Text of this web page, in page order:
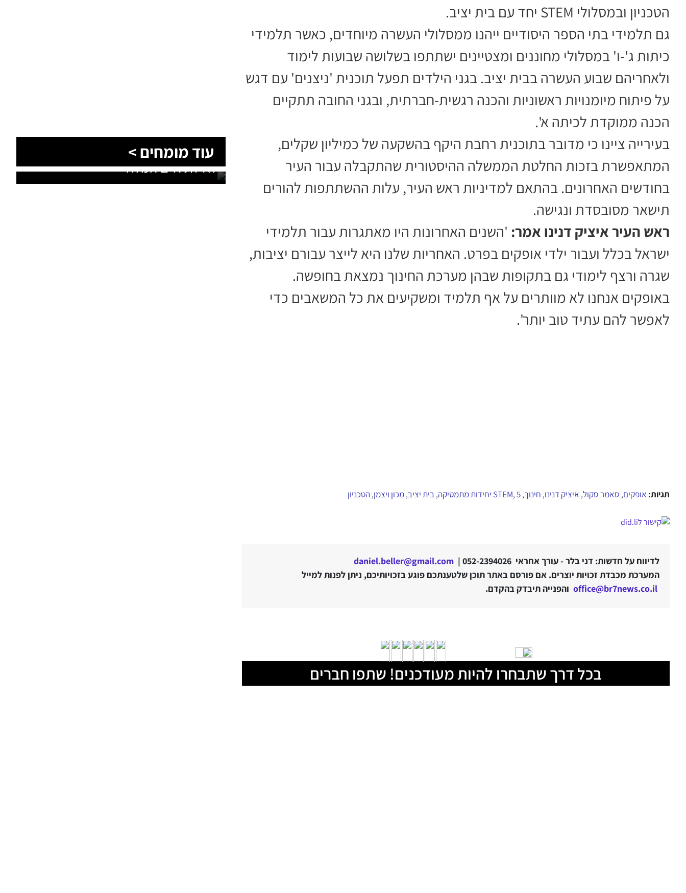
הטכניון ובמסלולי STEM יחד עם בית יציב.
גם תלמידי בתי הספר היסודיים ייהנו ממסלולי העשרה מיוחדים, כאשר תלמידי
כיתות ג'-ו' במסלולי מחוננים ומצטיינים ישתתפו בשלושה שבועות לימוד
ולאחריהם שבוע העשרה בבית יציב. בגני הילדים תפעל תוכנית 'ניצנים' עם דגש
על פיתוח מיומנויות ראשוניות והכנה רגשית-חברתית, ובגני החובה תתקיים
הכנה ממוקדת לכיתה א'.
בעירייה ציינו כי מדובר בתוכנית רחבת היקף בהשקעה של כמיליון שקלים,
המתאפשרת בזכות החלטת הממשלה ההיסטורית שהתקבלה עבור העיר
בחודשים האחרונים. בהתאם למדיניות ראש העיר, עלות ההשתתפות להורים
תישאר מסובסדת ונגישה.
ראש העיר איציק דנינו אמר: 'השנים האחרונות היו מאתגרות עבור תלמידי
ישראל בכלל ועבור ילדי אופקים בפרט. האחריות שלנו היא לייצר עבורם יציבות,
שגרה ורצף לימודי גם בתקופות שבהן מערכת החינוך נמצאת בחופשה.
באופקים אנחנו לא מוותרים על אף תלמיד ומשקיעים את כל המשאבים כדי
לאפשר להם עתיד טוב יותר'.
תגיות: אופקים, סאמר סקול, איציק דנינו, חינוך,
STEM,5 יחידות מתמטיקה ,בית יציב,מכון ויצמן,הטכניון
לדיווח על חדשות: דני בלר - עורך אחראי 052-2394026 |
daniel.beller@gmail.com
המערכת מכבדת זכויות יוצרים. אם פורסם באתר תוכן שלטענתכם פוגע בזכויותיכם, ניתן לפנות למייל
office@br7news.co.il והפנייה תיבדק בהקדם.
בכל דרך שתבחרו להיות מעודכנים! שתפו חברים
עוד מומחים >
הסעות בדרום 2026: כך מתכננים
נסיעה קבוצתית מושלמת לנגב,
לאילת ולים המלח